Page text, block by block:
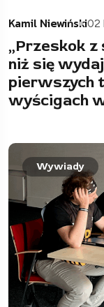
Kamil Niewiński02
„Przeskok
niż się
pierwszych
wyścigach
Wywiady